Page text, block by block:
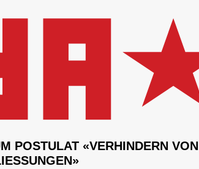
POSTULAT «VERHINDERN VON